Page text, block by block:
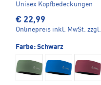
Unisex Kopfbedeckungen
€ 22,99
Onlinepreis inkl. MwSt. zzgl.
Farbe: Schwarz